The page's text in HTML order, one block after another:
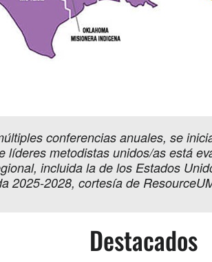
conferencias anuales, se
metodistas unidos/as está
incluida la de los Estados
2028, cortesía de
Destacados